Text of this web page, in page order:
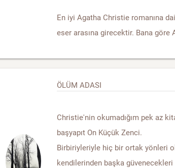
En iyi Agatha Christie romanına
eser arasına girecektir. Bana
ÖLÜM ADASI
Christie'nin okumadığım pek az
başyapıt On Küçük Zenci.
Birbiriyleriyle hiç bir ortak yönleri
kendilerinden başka